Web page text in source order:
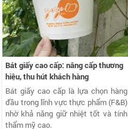
Bát giấy cao cấp: nâng cấp thương
hiệu, thu hút khách hàng
Bát giấy cao cấp là lựa chọn hàng
đầu trong lĩnh vực thực phẩm (F&B)
nhờ khả năng giữ nhiệt tốt và tính
thẩm mỹ cao.